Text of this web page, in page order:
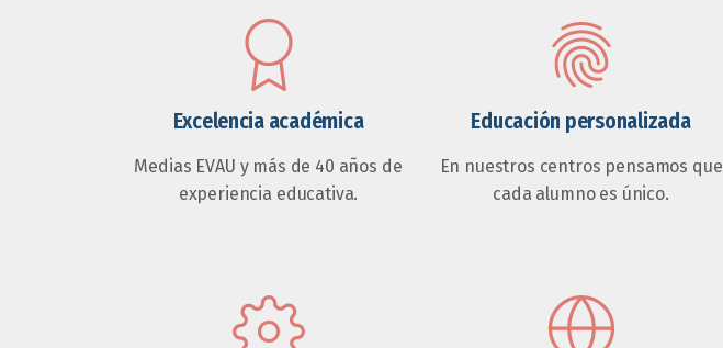
Excelencia académica
Medias EVAU y más de 40 años de
experiencia educativa.
Educación personalizada
En nuestros centros pensamos que
cada alumno es único.